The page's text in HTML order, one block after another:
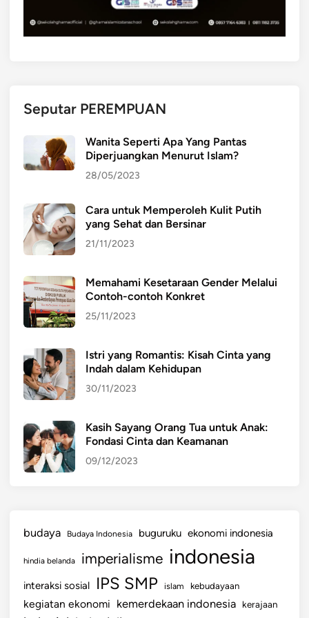
a
g
G
a
h
n
a
n
i
n
g
y
a
K
e
r
b
a
t
n
d
a
t
r
b
u
Seputar PEREMPUAN
Wanita Seperti Apa Yang Pantas
Diperjuangkan Menurut Islam?
28/05/2023
Cara untuk Memperoleh Kulit Putih
yang Sehat dan Bersinar
21/11/2023
Memahami Kesetaraan Gender Melalui
Contoh-contoh Konkret
25/11/2023
Istri yang Romantis: Kisah Cinta yang
Indah dalam Kehidupan
30/11/2023
Kasih Sayang Orang Tua untuk Anak:
Fondasi Cinta dan Keamanan
09/12/2023
budaya Budaya Indonesia buguruku ekonomi indonesia
hindia belanda imperialisme indonesia
interaksi sosial IPS SMP islam kebudayaan
kegiatan ekonomi kemerdekaan indonesia kerajaan